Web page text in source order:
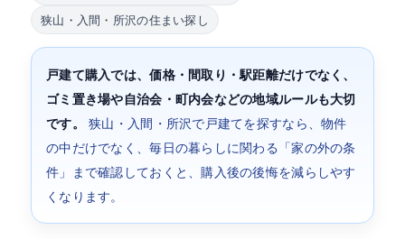
狭山・入間・所沢の住まい探し
戸建て購入では、価格・間取り・駅距離だけでなく、
ゴミ置き場や自治会・町内会などの地域ルールも大切
です。
狭山・入間・所沢で戸建てを探すなら、物件
の中だけでなく、毎日の暮らしに関わる「家の外の条
件」まで確認しておくと、購入後の後悔を減らしやす
くなります。